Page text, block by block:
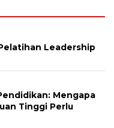
Leadership
Mengapa
Tinggi Perlu